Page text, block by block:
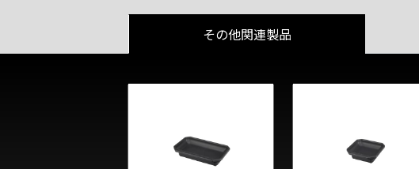
その他関連製品